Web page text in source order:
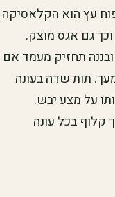
עץ הוא הקלאסיקה
גם אגס מוצק.
תחזיק מעמד אם
תות שדה בעונה
על מצע יבש.
קלוף בכל עונה